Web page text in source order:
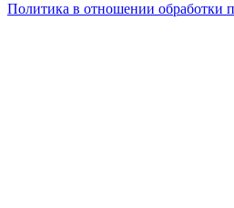
Политика в отношении обработки